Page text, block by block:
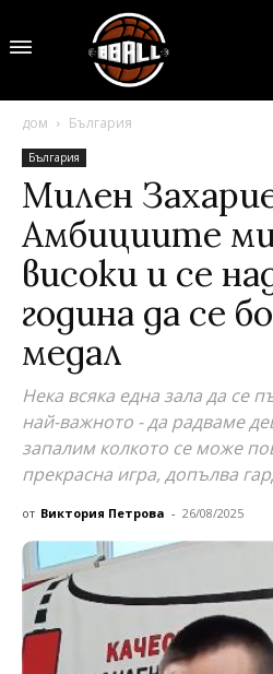
дом България
България
Милен
Амбициите ми
високи и се
година да се
медал
Нека всяка една зала да се
най-важното - да радваме
запалим колкото се може
прекрасна игра, допълва
от Виктория Петрова - 26/08/2025